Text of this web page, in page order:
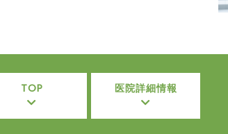
TOP 医院詳細情報